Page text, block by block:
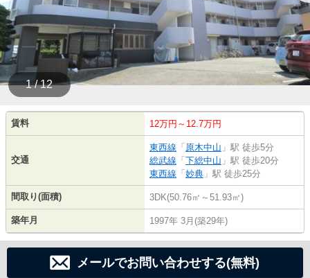
1 / 12
賃料 12万円～12.7万円
交通
東西線 「 原木中山 」駅 徒歩5分
総武線 「 下総中山 」駅 徒歩20分
東西線 「 妙典 」駅 徒歩25分
間取り(面積) 3DK(50.76㎡～51.93㎡)
築年月 1997年 3月(築29年)
メールでお問い合わせする(無料)